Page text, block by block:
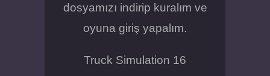
dosyamızı indirip kuralım ve
oyuna giriş yapalım.
Truck Simulation 16